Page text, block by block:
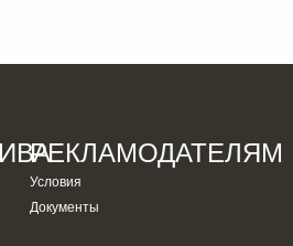
РЕКЛАМОДАТЕЛЯМ
Условия
Документы